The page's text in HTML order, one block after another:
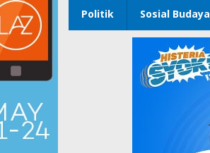
Politik Sosial Budaya